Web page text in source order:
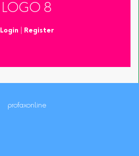
LOGO 8
Login Register
profaxonline